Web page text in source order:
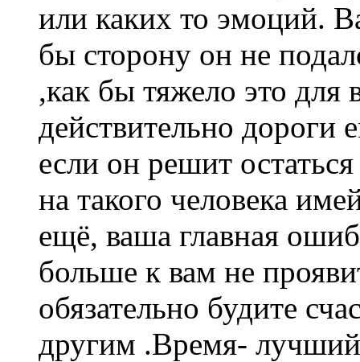
или каких то эмоций.
бы сторону он не
,как бы тяжело это для
действительно дороги
если он решит
на такого человека
ещё, ваша главная
больше к вам не
обязательно будите
другим .Время-